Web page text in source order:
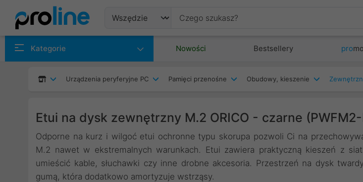
Kategorie Nowości Bestsellery pro
Urządzenia peryferyjne PC Pamięci przenośne Obudowy, kieszenie
Etui na dysk zewnętrzny M.2 ORICO - czarne (PWFM2-
Odporne na kurz i wilgoć etui ochronne typu skorupa pozwoli Ci na
M.2 nawet w ekstremalnych warunkach. Etui zawiera praktyczną kieszeń z
umieścić kable, słuchawki czy inne drobne akcesoria. Przestrzeń na dysk
gumą, która dodatkowo amortyzuje wstrząsy.